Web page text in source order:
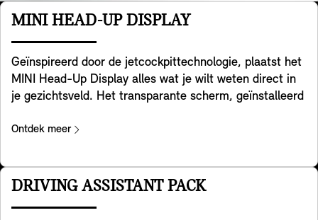
MINI HEAD-UP DISPLAY
Geïnspireerd door de jetcockpittechnologie, plaatst het
MINI Head-Up Display alles wat je wilt weten direct in
je gezichtsveld. Het transparante scherm, geïnstalleerd
rijsnelheid, kaarten, rijhulpfuncties en
een uitstekende beeldkwaliteit, zelfs in helder verlichte
omgevingen. JE kunt de hoogte en helderheid
Ontdek meer
DRIVING ASSISTANT PACK